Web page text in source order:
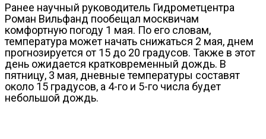
Ранее научный руководитель Гидрометцентра
Роман Вильфанд пообещал москвичам
комфортную погоду 1 мая. По его словам,
температура может начать снижаться 2 мая, днем
прогнозируется от 15 до 20 градусов. Также в этот
день ожидается кратковременный дождь. В
пятницу, 3 мая, дневные температуры составят
около 15 градусов, а 4-го и 5-го числа будет
небольшой дождь.